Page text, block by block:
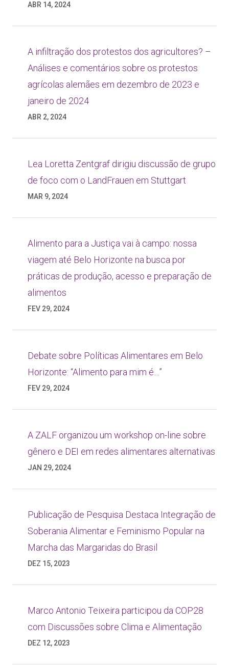
ABR 14, 2024
A infiltração dos protestos dos agricultores? –
Análises e comentários sobre os protestos
agrícolas alemães em dezembro de 2023 e
janeiro de 2024
ABR 2, 2024
Lea Loretta Zentgraf dirigiu discussão de grupo
de foco com o LandFrauen em Stuttgart
MAR 9, 2024
Alimento para a Justiça vai à campo: nossa
viagem até Belo Horizonte na busca por
práticas de produção, acesso e preparação de
alimentos
FEV 29, 2024
Debate sobre Políticas Alimentares em Belo
Horizonte: “Alimento para mim é…”
FEV 29, 2024
A ZALF organizou um workshop on-line sobre
gênero e DEI em redes alimentares alternativas
JAN 29, 2024
Publicação de Pesquisa Destaca Integração de
Soberania Alimentar e Feminismo Popular na
Marcha das Margaridas do Brasil
DEZ 15, 2023
Marco Antonio Teixeira participou da COP28
com Discussões sobre Clima e Alimentação
DEZ 12, 2023